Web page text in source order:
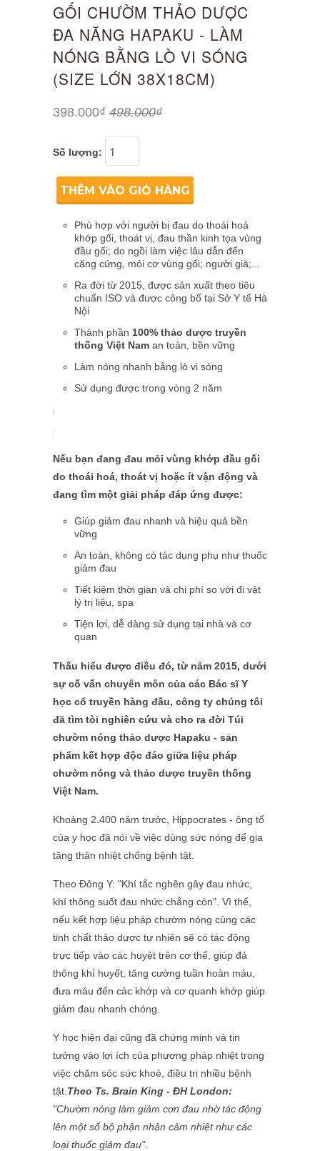
GỐI CHƯỜM THẢO DƯỢC
ĐA NĂNG HAPAKU - LÀM
NÓNG BẰNG LÒ VI SÓNG
(SIZE LỚN 38X18CM)
398.000₫ 498.000₫
Số lượng:
THÊM VÀO GIỎ HÀNG
Phù hợp với người bị đau do thoái hoá
khớp gối, thoát vị, đau thần kinh tọa vùng
đầu gối; do ngồi làm việc lâu dẫn đến
căng cứng, mỏi cơ vùng gối; người già;...
Ra đời từ 2015, được sản xuất theo tiêu
chuẩn ISO và được công bố tại Sở Y tế Hà
Nội
Thành phần 100% thảo dược truyền
thống Việt Nam an toàn, bền vững
Làm nóng nhanh bằng lò vi sóng
Sử dụng được trong vòng 2 năm
Nếu bạn đang đau mỏi vùng khớp đầu gối
do thoái hoá, thoát vị hoặc ít vận động và
đang tìm một giải pháp đáp ứng được:
Giúp giảm đau nhanh và hiệu quả bền
vững
An toàn, không có tác dụng phụ như thuốc
giảm đau
Tiết kiệm thời gian và chi phí so với đi vật
lý trị liệu, spa
Tiện lợi, dễ dàng sử dụng tại nhà và cơ
quan
Thấu hiểu được điều đó, từ năm 2015, dưới
sự cố vấn chuyên môn của các Bác sĩ Y
học cổ truyền hàng đầu, công ty chúng tôi
đã tìm tòi nghiên cứu và cho ra đời Túi
chườm nóng thảo dược Hapaku - sản
phẩm kết hợp độc đáo giữa liệu pháp
chườm nóng và thảo dược truyền thống
Việt Nam.
Khoảng 2.400 năm trước, Hippocrates - ông tổ
của y học đã nói về việc dùng sức nóng để gia
tăng thân nhiệt chống bệnh tật.
Theo Đông Y: "Khí tắc nghẽn gây đau nhức,
khí thông suốt đau nhức chẳng còn". Vì thế,
nếu kết hợp liệu pháp chườm nóng cùng các
tinh chất thảo dược tự nhiên sẽ có tác động
trực tiếp vào các huyệt trên cơ thể, giúp đả
thông khí huyết, tăng cường tuần hoàn máu,
đưa máu đến các khớp và cơ quanh khớp giúp
giảm đau nhanh chóng.
Y học hiện đại cũng đã chứng minh và tin
tưởng vào lợi ích của phương pháp nhiệt trong
việc chăm sóc sức khoẻ, điều trị nhiều bệnh
tật. Theo Ts. Brain King - ĐH London:
"Chườm nóng làm giảm cơn đau nhờ tác động
lên một số bộ phận nhận cảm nhiệt như các
loại thuốc giảm đau".